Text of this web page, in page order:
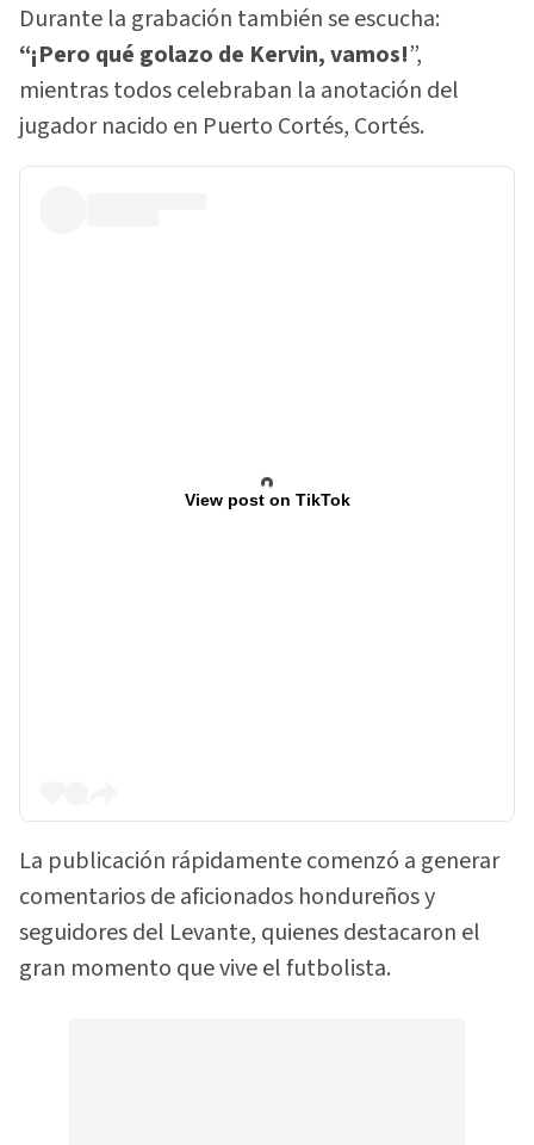
Durante la grabación también se escucha:
“¡Pero qué golazo de Kervin, vamos!”,
mientras todos celebraban la anotación del
jugador nacido en Puerto Cortés, Cortés.
View post on TikTok
La publicación rápidamente comenzó a generar
comentarios de aficionados hondureños y
seguidores del Levante, quienes destacaron el
gran momento que vive el futbolista.